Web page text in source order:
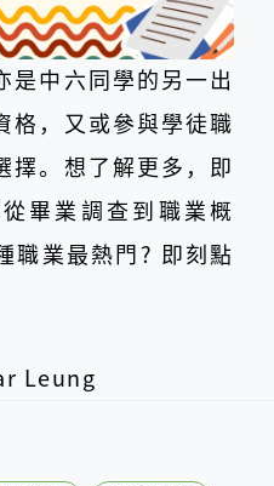
是中六同學的另一出
格，又或參與學徒職
擇。想了解更多，即
從畢業調查到職業概
職業最熱門? 即刻點
Leung